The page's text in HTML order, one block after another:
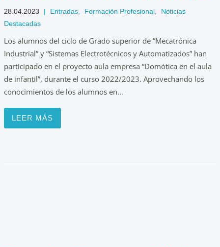
28.04.2023 | Entradas, Formación Profesional,
Noticias
Destacadas
Los alumnos del ciclo de Grado superior de “Mecatrónica
Industrial” y “Sistemas Electrotécnicos y Automatizados” han
participado en el proyecto aula empresa “Domótica en el aula
de infantil”, durante el curso 2022/2023. Aprovechando los
conocimientos de los alumnos en...
LEER MÁS